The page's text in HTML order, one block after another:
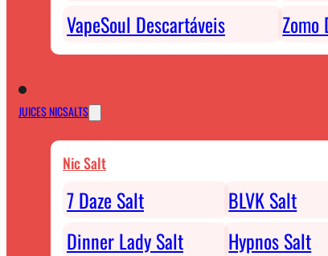
VapeSoul Descartáveis
Zomo
JUICES NICSALTS
Nic Salt
7 Daze Salt BLVK Salt
Dinner Lady Salt
Hypnos Salt